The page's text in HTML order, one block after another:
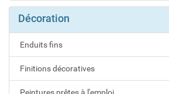
Décoration
Enduits fins
Finitions décoratives